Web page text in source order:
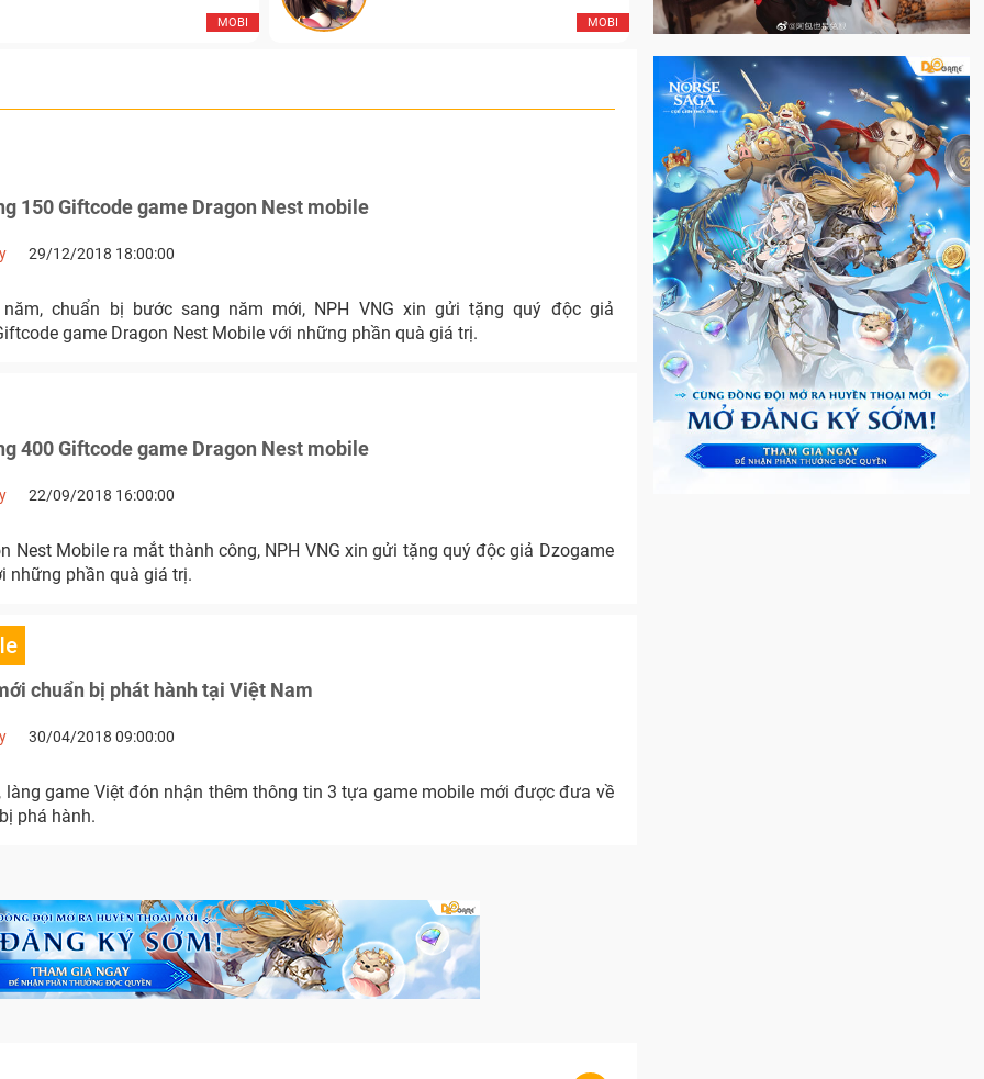
MOBI MOBI
150 Giftcode game Dragon Nest mobile
29/12/2018 18:00:00
chuẩn bị bước sang năm mới, NPH VNG xin gửi tặng quý độc giả
game Dragon Nest Mobile với những phần quà giá trị.
400 Giftcode game Dragon Nest mobile
22/09/2018 16:00:00
Nest Mobile ra mắt thành công, NPH VNG xin gửi tặng quý độc giả Dzogame
những phần quà giá trị.
chuẩn bị phát hành tại Việt Nam
30/04/2018 09:00:00
làng game Việt đón nhận thêm thông tin 3 tựa game mobile mới được đưa về
phá hành.